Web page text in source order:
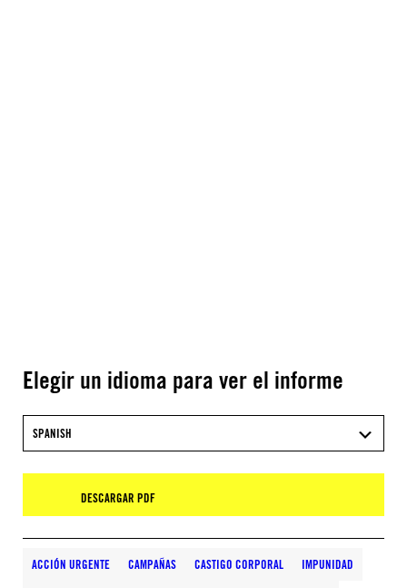
Elegir un idioma para ver el informe
SPANISH
DESCARGAR PDF
ACCIÓN URGENTE CAMPAÑAS CASTIGO CORPORAL IMPUNIDAD